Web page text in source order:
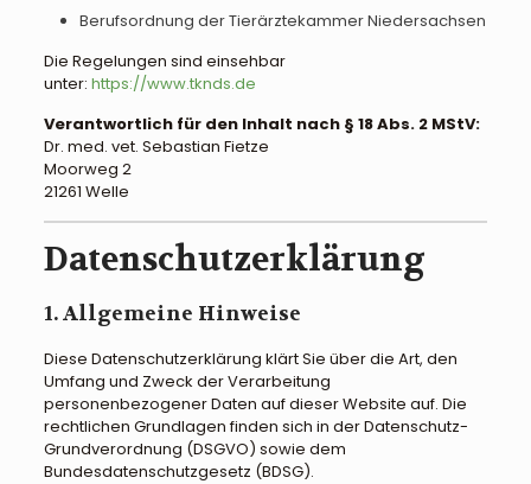
Berufsordnung der Tierärztekammer Niedersachsen
Die Regelungen sind einsehbar
unter: https://www.tknds.de
Verantwortlich für den Inhalt nach § 18 Abs. 2 MStV:
Dr. med. vet. Sebastian Fietze
Moorweg 2
21261 Welle
Datenschutzerklärung
1. Allgemeine Hinweise
Diese Datenschutzerklärung klärt Sie über die Art, den
Umfang und Zweck der Verarbeitung
personenbezogener Daten auf dieser Website auf. Die
rechtlichen Grundlagen finden sich in der Datenschutz-
Grundverordnung (DSGVO) sowie dem
Bundesdatenschutzgesetz (BDSG).